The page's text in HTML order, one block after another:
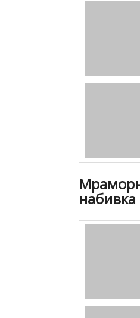
набивка